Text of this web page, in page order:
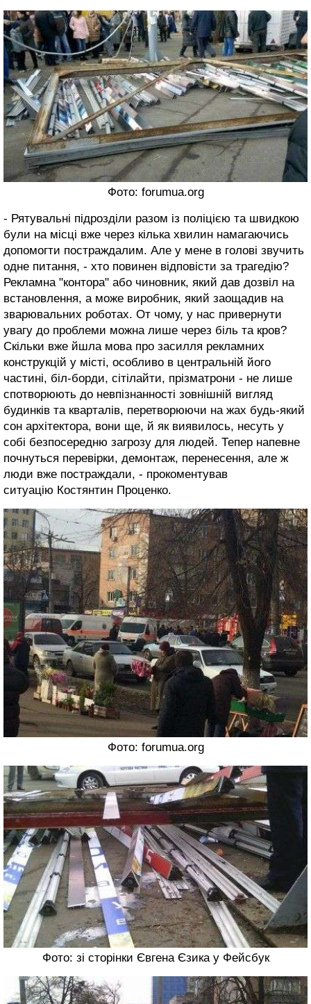
Фото: forumua.org
- Рятувальні підрозділи разом із поліцією та швидкою
були на місці вже через кілька хвилин намагаючись
допомогти постраждалим. Але у мене в голові звучить
одне питання, - хто повинен відповісти за трагедію?
Рекламна "контора" або чиновник, який дав дозвіл на
встановлення, а може виробник, який заощадив на
зварювальних роботах. От чому, у нас привернути
увагу до проблеми можна лише через біль та кров?
Скільки вже йшла мова про засилля рекламних
конструкцій у місті, особливо в центральній його
частині, біл-борди, сітілайти, прізматрони - не лише
спотворюють до невпізнанності зовнішній вигляд
будинків та кварталів, перетворюючи на жах будь-який
сон архітектора, вони ще, й як виявилось, несуть у
собі безпосередню загрозу для людей. Тепер напевне
почнуться перевірки, демонтаж, перенесення, але ж
люди вже постраждали, - прокоментував
ситуацію Костянтин Проценко.
Фото: forumua.org
Фото: зі сторінки Євгена Єзика у Фейсбук